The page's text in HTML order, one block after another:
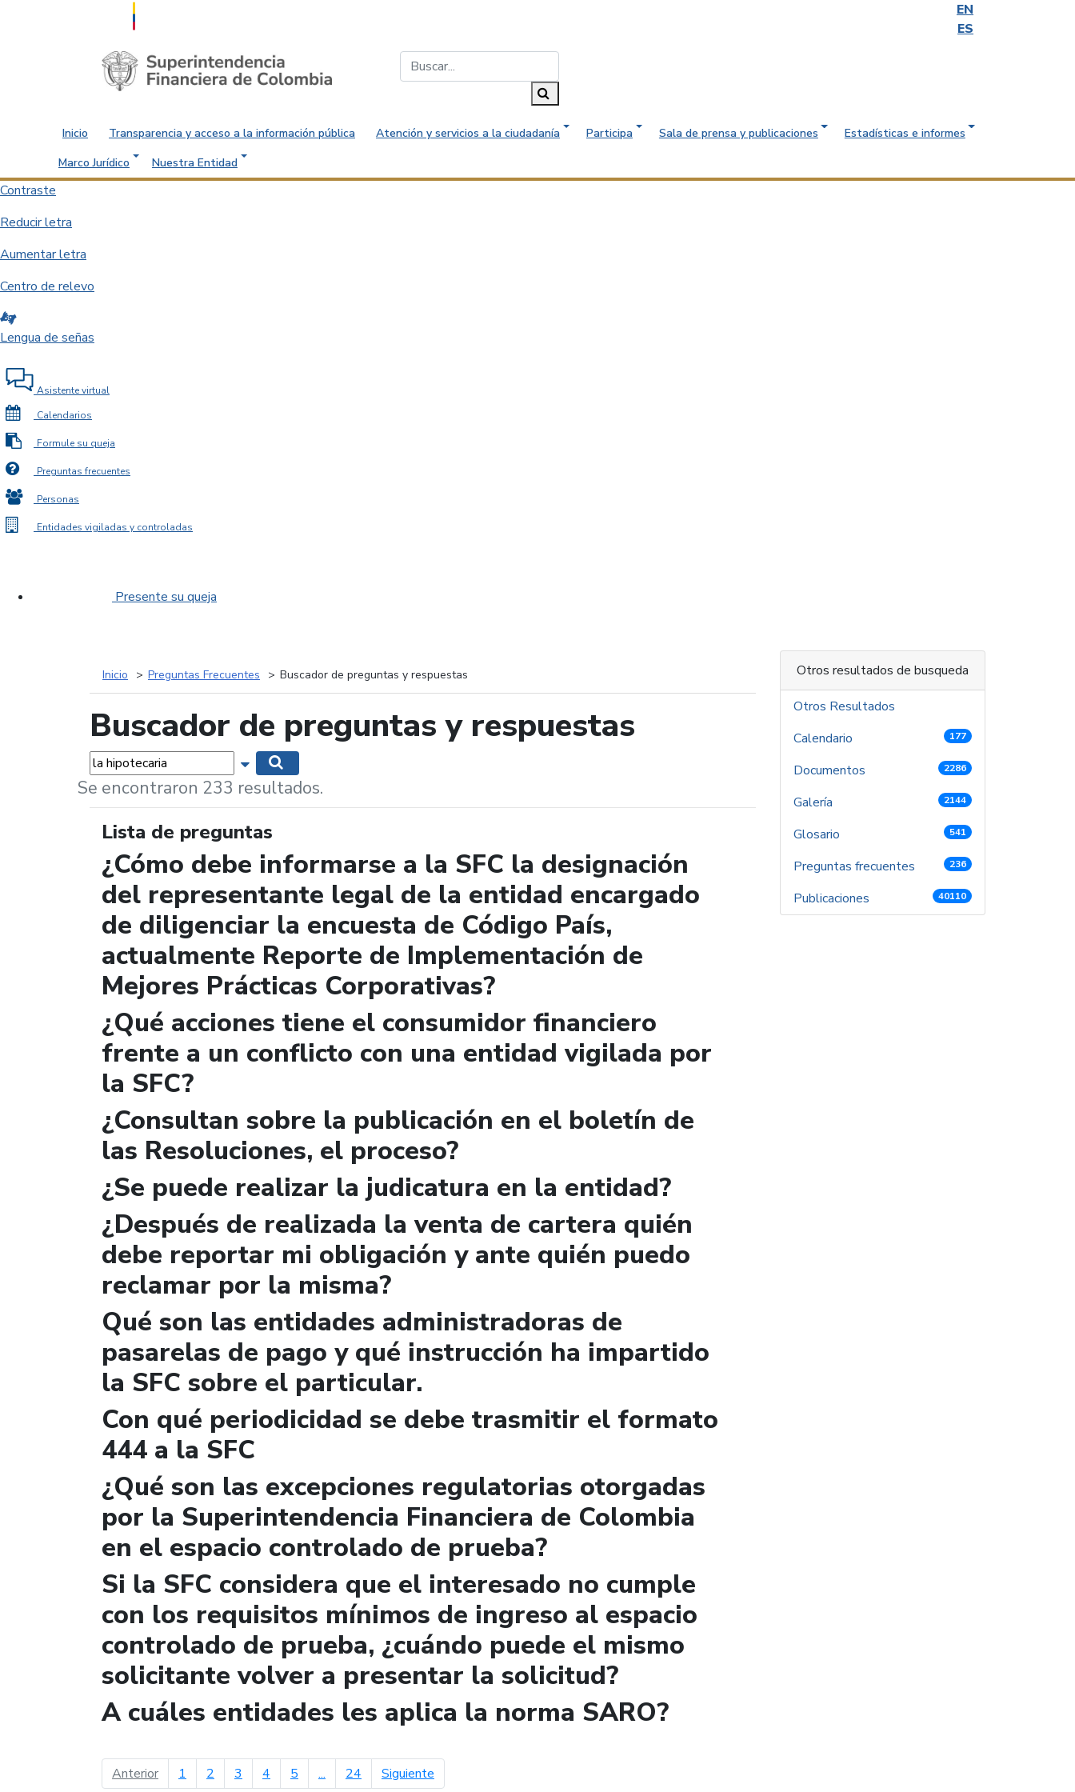
EN
ES
Saltar al contenido principal
Inicio Transparencia y acceso a la información pública Atención y servicios a la ciudadanía Participa Sala de prensa y publicaciones
Estadísticas e informes
Marco Jurídico
Nuestra Entidad
Contraste
Reducir letra
Aumentar letra
Centro de relevo
Lengua de señas
Asistente virtual
Calendarios
Formule su queja
Preguntas frecuentes
Personas
Entidades vigiladas y controladas
Presente su queja
Inicio Preguntas Frecuentes Buscador de preguntas y respuestas
Buscador de preguntas y respuestas
Palabras... Mostrar opciones de búsqueda
Se encontraron 233 resultados.
Lista de preguntas
¿Cómo debe informarse a la SFC la designación
del representante legal de la entidad encargado
de diligenciar la encuesta de Código País,
actualmente Reporte de Implementación de
Mejores Prácticas Corporativas?
¿Qué acciones tiene el consumidor financiero
frente a un conflicto con una entidad vigilada por
la SFC?
¿Consultan sobre la publicación en el boletín de
las Resoluciones, el proceso?
¿Se puede realizar la judicatura en la entidad?
¿Después de realizada la venta de cartera quién
debe reportar mi obligación y ante quién puedo
reclamar por la misma?
Qué son las entidades administradoras de
pasarelas de pago y qué instrucción ha impartido
la SFC sobre el particular.
Con qué periodicidad se debe trasmitir el formato
444 a la SFC
¿Qué son las excepciones regulatorias otorgadas
por la Superintendencia Financiera de Colombia
en el espacio controlado de prueba?
Si la SFC considera que el interesado no cumple
con los requisitos mínimos de ingreso al espacio
controlado de prueba, ¿cuándo puede el mismo
solicitante volver a presentar la solicitud?
A cuáles entidades les aplica la norma SARO?
Anteriorpágina anterior
1 2 3 4 5 ... 24 Siguiente
Otros resultados de busqueda
Otros Resultados
Calendario
177
Documentos 2286
Galería 2144
Glosario 541
Preguntas frecuentes 236
Publicaciones 40110